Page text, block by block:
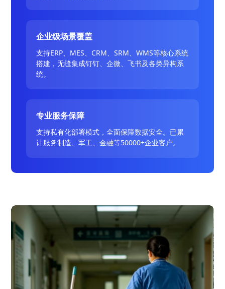
企业级场景覆盖
支持ERP、MES、CRM、SRM、WMS等核心系统
搭建，无缝集成钉钉、企微、飞书及各类异构系
统。
专业服务保障
支持私有化部署模式，全面保障数据安全。已累
计服务制造、军工、金融等50000+企业客户。